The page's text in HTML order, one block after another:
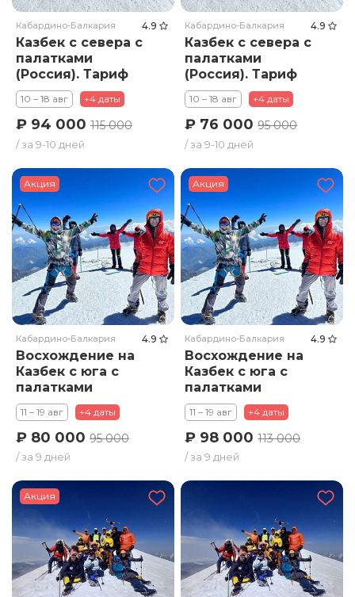
Кабардино-Балкария 4.9
Казбек с севера с
палатками
(Россия). Тариф
Премиум
10 – 18 авг +4 даты
₽ 94 000 115 000
/ за 9-10 дней
Кабардино-Балкария 4.9
Казбек с севера с
палатками
(Россия). Тариф
Стандарт
10 – 18 авг +4 даты
₽ 76 00095 000
/ за 9-10 дней
Акция
Кабардино-Балкария 4.9
Восхождение на
Казбек с юга с
палатками
(Грузия). Тариф
Стандарт
11 – 19 авг +4 даты
₽ 80 000 95 000
/ за 9 дней
Акция
Кабардино-Балкария 4.9
Восхождение на
Казбек с юга с
палатками
(Грузия). Тариф
Премиум
11 – 19 авг +4 даты
₽ 98 000113 000
/ за 9 дней
Акция